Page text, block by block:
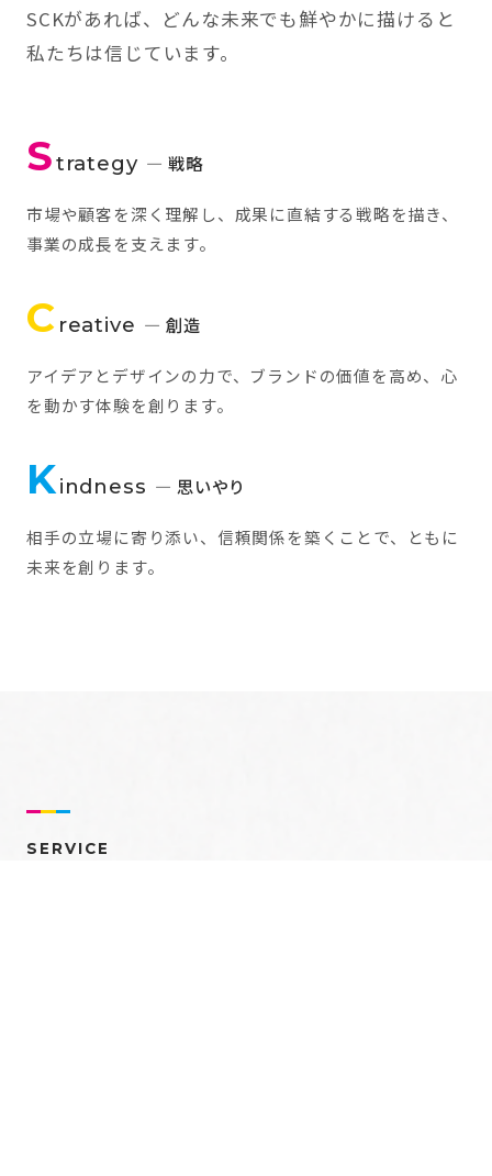
SCKがあれば、どんな未来でも鮮やかに描けると
私たちは信じています。
Strategy — 戦略
市場や顧客を深く理解し、成果に直結する戦略を描き、
事業の成長を支えます。
C reative — 創造
アイデアとデザインの力で、ブランドの価値を高め、心
を動かす体験を創ります。
Kindness — 思いやり
相手の立場に寄り添い、信頼関係を築くことで、ともに
未来を創ります。
SERVICE